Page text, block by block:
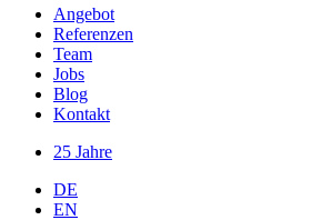
Angebot
Referenzen
Team
Jobs
Blog
Kontakt
25 Jahre
DE
EN